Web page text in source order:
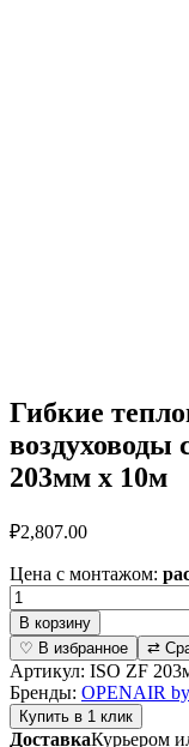
Гибкие
воздуховоды
203мм х 10м
₽2,807.00
Цена с монтажом:
Количество
товара
Гибкие
теплоизолированные
воздуховоды
серии
ISO
В корзину
♡ В избранное
⇄
Артикул: ISO ZF
Бренды: OPENAIR
Купить в 1 клик
ДоставкаКурьером